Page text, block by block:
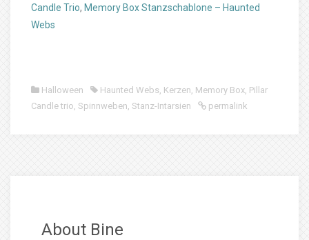
Candle Trio, Memory Box Stanzschablone – Haunted
Webs
Halloween Haunted Webs Kerzen Memory Box Pillar
Candle trio Spinnweben Stanz-Intarsien permalink
About Bine